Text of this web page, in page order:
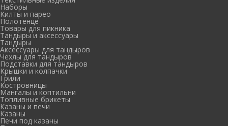
Наборы
Килты и парео
Полотенце
Товары для пикника
Тандыры и аксессуары
Тандыры
Аксессуары для тандыров
Чехлы для тандыров
Подставки для тандыров
Крышки и колпачки
Грили
Костровницы
Мангалы и коптильни
Топливные брикеты
Казаны и печи
Казаны
Печи под казаны